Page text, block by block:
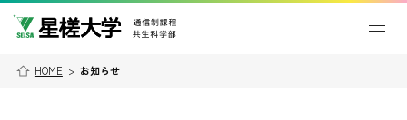
HOME > お知らせ